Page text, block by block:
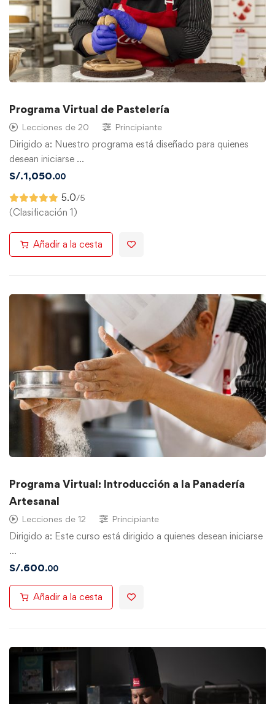
Programa Virtual de Pastelería
Lecciones de 20 Principiante
Dirigido a: Nuestro programa está diseñado para quienes
desean iniciarse …
S/.1,050.00
5.0/5
(Clasificación 1)
Añadir a la cesta
Programa Virtual: Introducción a la Panadería
Artesanal
Lecciones de 12 Principiante
Dirigido a: Este curso está dirigido a quienes desean iniciarse
…
S/.600.00
Añadir a la cesta